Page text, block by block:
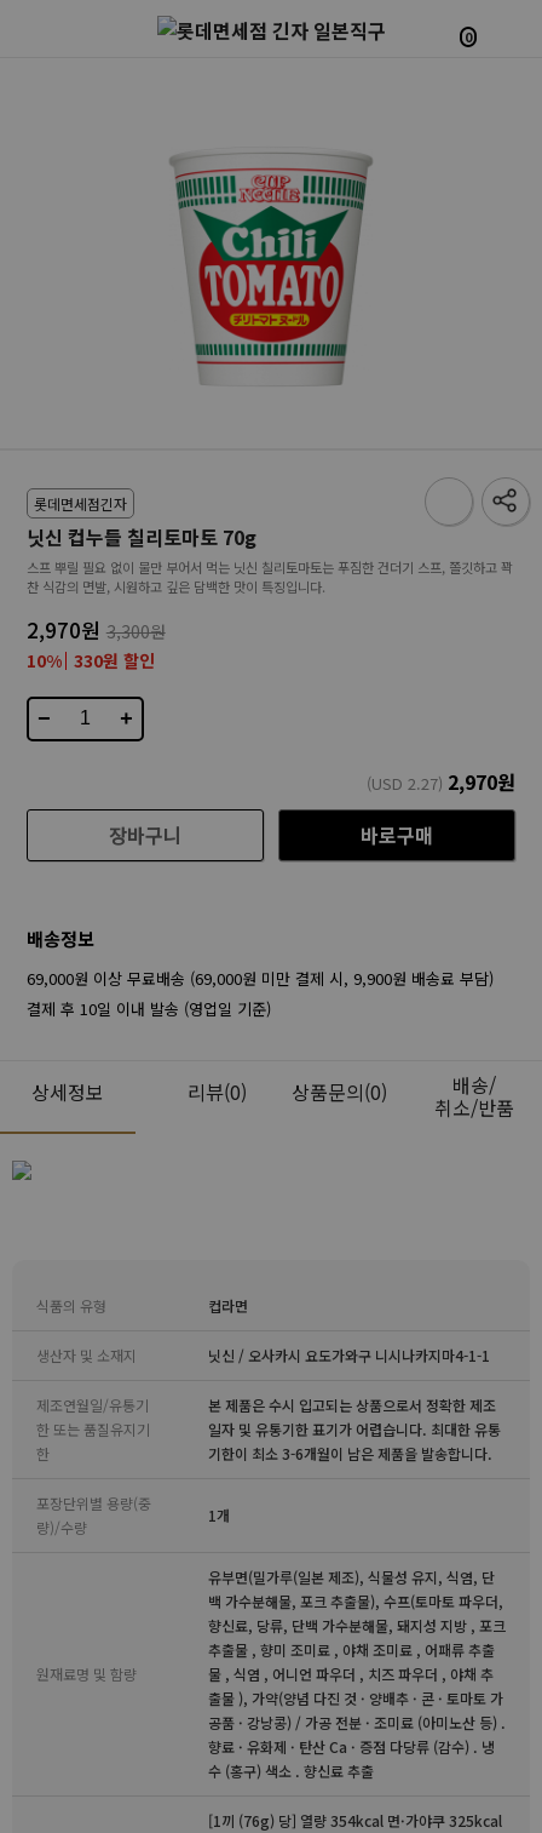
0
롯데면세점긴자
닛신 컵누들 칠리토마토 70g
스프 뿌릴 필요 없이 물만 부어서 먹는 닛신 칠리토마토는 푸짐한 건더기 스프, 쫄깃하고 꽉
찬 식감의 면발, 시원하고 깊은 담백한 맛이 특징입니다.
2,970원 3,300원
10% 330원 할인
− +
(USD2.27) 2,970원
장바구니
바로구매
배송정보
69,000원 이상 무료배송 (69,000원 미만 결제 시, 9,900원 배송료 부담)
결제 후 10일 이내 발송 (영업일 기준)
상세정보 리뷰(0) 상품문의(0) 배송/
취소/반품
식품의 유형 컵라면
생산자 및 소재지 닛신 / 오사카시 요도가와구 니시나카지마4-1-1
제조연월일/유통기
한 또는 품질유지기
한
본 제품은 수시 입고되는 상품으로서 정확한 제조
일자 및 유통기한 표기가 어렵습니다. 최대한 유통
기한이 최소 3-6개월이 남은 제품을 발송합니다.
포장단위별 용량(중
량)/수량
1개
원재료명 및 함량
유부면(밀가루(일본 제조), 식물성 유지, 식염, 단
백 가수분해물, 포크 추출물), 수프(토마토 파우더,
향신료, 당류, 단백 가수분해물, 돼지성 지방 , 포크
추출물 , 향미 조미료 , 야채 조미료 , 어패류 추출
물 , 식염 , 어니언 파우더 , 치즈 파우더 , 야채 추
출물 ), 가약(양념 다진 것 · 양배추 · 콘 · 토마토 가
공품 · 강낭콩) / 가공 전분 · 조미료 (아미노산 등) .
향료 · 유화제 · 탄산 Ca · 증점 다당류 (감수) . 냉
수 (홍구) 색소 . 향신료 추출
[1끼 (76g) 당] 열량 354kcal 면·가야쿠 325kcal